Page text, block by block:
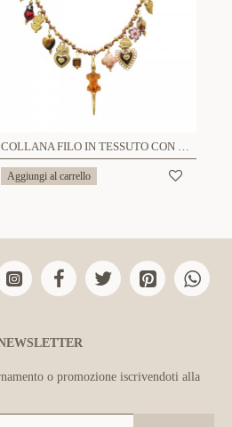
COLLANA FILO IN TESSUTO CON CHARMS COCCODRILLO - YNK241584B840
Aggiungi al carrello
o promozione iscrivendoti alla